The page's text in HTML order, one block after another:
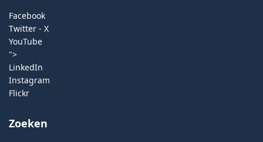
Facebook
Twitter - X
YouTube
">
LinkedIn
Instagram
Flickr
Zoeken